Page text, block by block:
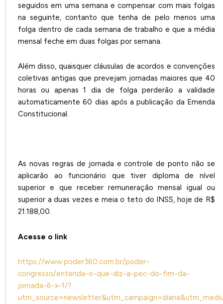
seguidos em uma semana e compensar com mais folgas
na seguinte, contanto que tenha de pelo menos uma
folga dentro de cada semana de trabalho e que a média
mensal feche em duas folgas por semana.
Além disso, quaisquer cláusulas de acordos e convenções
coletivas antigas que prevejam jornadas maiores que 40
horas ou apenas 1 dia de folga perderão a validade
automaticamente 60 dias após a publicação da Emenda
Constitucional.
As novas regras de jornada e controle de ponto não se
aplicarão ao funcionário que tiver diploma de nível
superior e que receber remuneração mensal igual ou
superior a duas vezes e meia o teto do INSS, hoje de R$
21.188,00.
Acesse o link
https://www.poder360.com.br/poder-
congresso/entenda-o-que-diz-a-pec-do-fim-da-
jornada-6-x-1/?